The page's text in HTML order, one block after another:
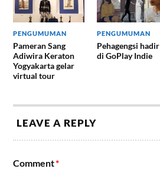
PENGUMUMAN
Pameran Sang
Adiwira Keraton
Yogyakarta gelar
virtual tour
PENGUMUMAN
Pehagengsi hadir
di GoPlay Indie
LEAVE A REPLY
Comment*